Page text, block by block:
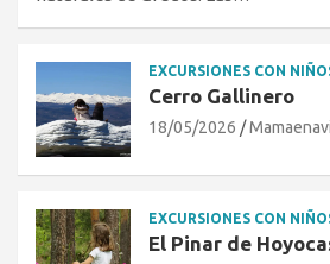
EXCURSIONES CON
Cerro Gallinero
18/05/2026
EXCURSIONES CON
El Pinar de